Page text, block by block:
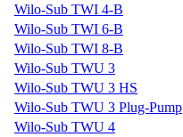
Wilo-Sub TWI 4-B
Wilo-Sub TWI 6-B
Wilo-Sub TWI 8-B
Wilo-Sub TWU 3
Wilo-Sub TWU 3 HS
Wilo-Sub TWU 3 Plug-Pump
Wilo-Sub TWU 4